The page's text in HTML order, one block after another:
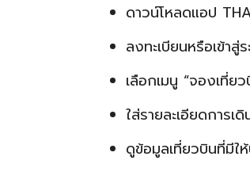
ดาวน์โหลดแอป
ลงทะเบียนหรือเข้าสู่
เลือกเมนู “จองเที่ย
ใส่รายละเอียดการเ
ดูข้อมูลเที่ยวบินที่มีใ